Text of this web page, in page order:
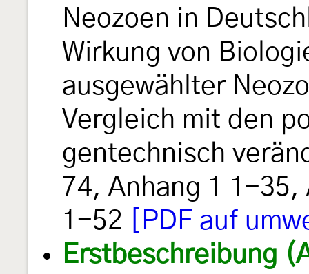
Neozoen in
Wirkung von
ausgewählter
Vergleich mit den
gentechnisch
74, Anhang 1 1-
1-52
[PDF auf
Erstbeschreibung